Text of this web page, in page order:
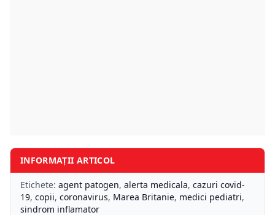
INFORMAȚII ARTICOL
Etichete: agent patogen, alerta medicala, cazuri covid-
19, copii, coronavirus, Marea Britanie, medici pediatri,
sindrom inflamator